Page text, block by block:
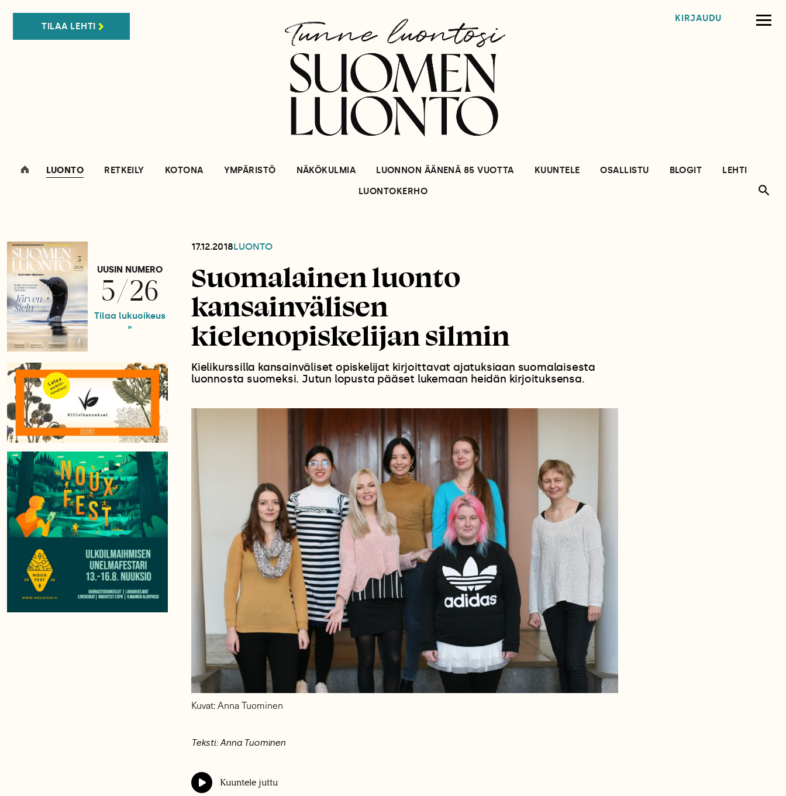
TILAA LEHTI
KIRJAUDU
LUONTO RETKEILY KOTONA YMPÄRISTÖ NÄKÖKULMIA LUONNON ÄÄNENÄ 85 VUOTTA KUUNTELE OSALLISTU BLOGIT
LEHTI
LUONTOKERHO
UUSIN NUMERO
5/26
Tilaa lukuoikeus
»
17.12.2018LUONTO
Suomalainen luonto
kansainvälisen
kielenopiskelijan silmin
Kielikurssilla kansainväliset opiskelijat kirjoittavat ajatuksiaan suomalaisesta
luonnosta suomeksi. Jutun lopusta pääset lukemaan heidän kirjoituksensa.
Kuvat: Anna Tuominen
Teksti: Anna Tuominen
Kuuntele juttu